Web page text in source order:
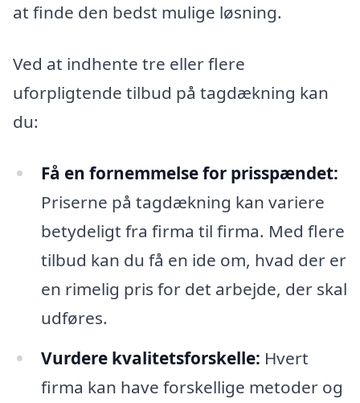
at finde den bedst mulige løsning.
Ved at indhente tre eller flere
uforpligtende tilbud på tagdækning kan
du:
Få en fornemmelse for prisspændet:
Priserne på tagdækning kan variere
betydeligt fra firma til firma. Med flere
tilbud kan du få en ide om, hvad der er
en rimelig pris for det arbejde, der skal
udføres.
Vurdere kvalitetsforskelle: Hvert
firma kan have forskellige metoder og